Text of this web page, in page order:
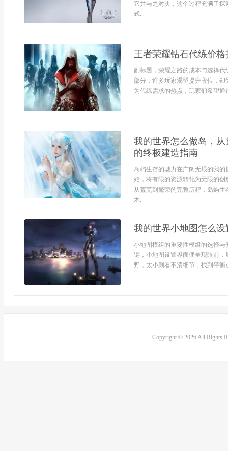
它并与之对决，这个过程充满了
式...
王者荣耀钻石代练价
副标题，荣耀之路的成本与选择
部分，许多玩家渴望提升段位，
为代练需求的热点，玩家们希望通
我的世界怎么做岛，
的终极建造指南
岛屿生存的魅力在广阔无垠的我
始，将有限的资源转化为无限的
从荒芜到繁荣的完整历程，岛屿
木...
我的世界小地图怎么
小地图模组的重要性模组的选择
键，小地图设置界面便呈现眼前
野，太小则看不清细节，找到平衡
Copyright © 2026 All Rights